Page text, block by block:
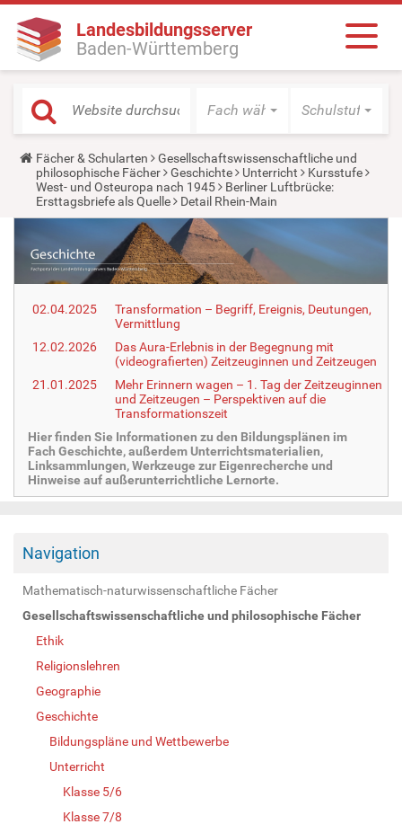
Landesbildungsserver
Baden-Württemberg
Fach wählen Schulstufe
Y
o
u
a
r
e
r
e
Fächer & Schularten
Gesellschaftswissenschaftliche und
philosophische Fächer
Geschichte Unterricht
Kursstufe
West- und Osteuropa nach 1945
Berliner Luftbrücke:
Ersttagsbriefe als Quelle
Detail Rhein-Main
02.04.2025
Transformation – Begriff, Ereignis, Deutungen,
Vermittlung
12.02.2026
Das Aura-Erlebnis in der Begegnung mit
(videografierten) Zeitzeuginnen und Zeitzeugen
21.01.2025
Mehr Erinnern wagen – 1. Tag der Zeitzeuginnen
und Zeitzeugen – Perspektiven auf die
Transformationszeit
Hier finden Sie Informationen zu den Bildungsplänen im
Fach Geschichte, außerdem Unterrichtsmaterialien,
Linksammlungen, Werkzeuge zur Eigenrecherche und
Hinweise auf außerunterrichtliche Lernorte.
Navigation
Mathematisch-naturwissenschaftliche Fächer
Gesellschaftswissenschaftliche und philosophische Fächer
Ethik
Religionslehren
Geographie
Geschichte
Bildungspläne und Wettbewerbe
Unterricht
Klasse 5/6
Klasse 7/8